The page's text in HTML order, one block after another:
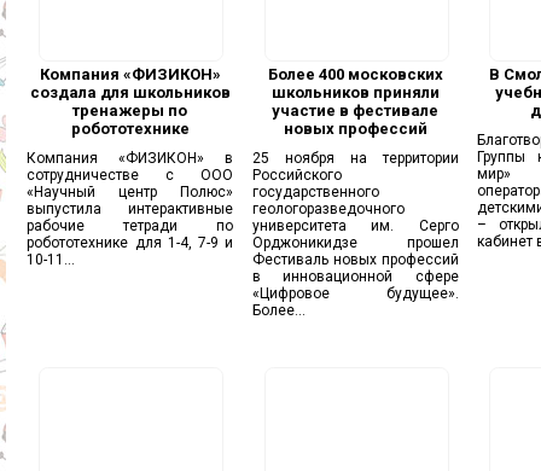
Компания «ФИЗИКОН»
создала для школьников
тренажеры по
робототехнике
Компания «ФИЗИКОН» в
сотрудничестве с ООО
«Научный центр Полюс»
выпустила интерактивные
рабочие тетради по
робототехнике для 1-4, 7-9 и
10-11...
Более 400 московских
школьников приняли
участие в фестивале
новых профессий
25 ноября на территории
Российского
государственного
геологоразведочного
университета им. Серго
Орджоникидзе прошел
Фестиваль новых профессий
в инновационной сфере
«Цифровое будущее».
Более...
В
Группы
мир»
–
кабинет